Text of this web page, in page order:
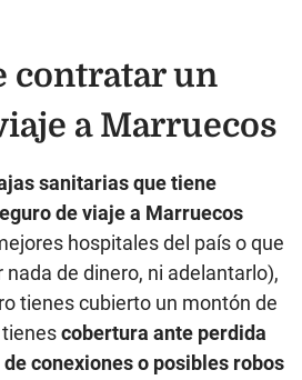
contratar un
a Marruecos
sanitarias que tiene
de viaje a Marruecos
hospitales del país o que
de dinero, ni adelantarlo),
tienes cubierto un montón de
cobertura ante perdida
conexiones o posibles robos